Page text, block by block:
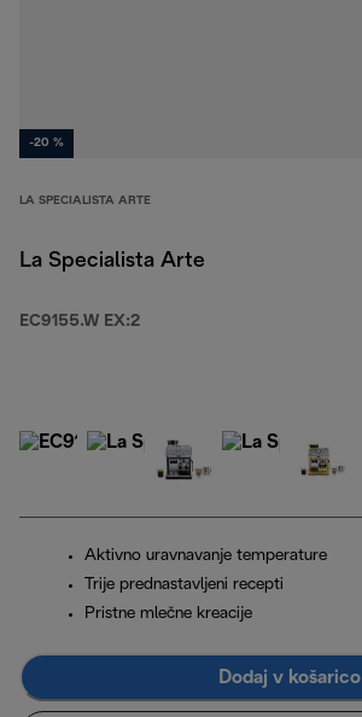
-20 %
LA SPECIALISTA ARTE
La Specialista Arte
EC9155.W EX:2
Aktivno uravnavanje temperature
Trije prednastavljeni recepti
Pristne mlečne kreacije
Dodaj v košarico